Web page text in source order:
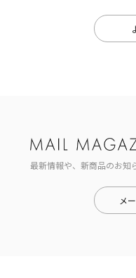
最新情報や、新商品のお知
メ